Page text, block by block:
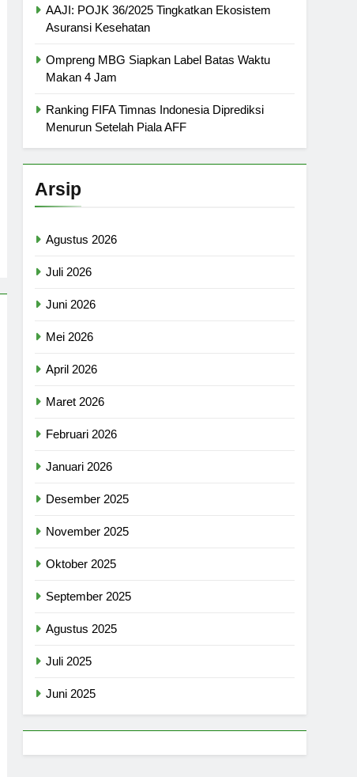
AAJI: POJK 36/2025 Tingkatkan Ekosistem
Asuransi Kesehatan
Ompreng MBG Siapkan Label Batas Waktu
Makan 4 Jam
Ranking FIFA Timnas Indonesia Diprediksi
Menurun Setelah Piala AFF
Arsip
Agustus 2026
Juli 2026
Juni 2026
Mei 2026
April 2026
Maret 2026
Februari 2026
Januari 2026
Desember 2025
November 2025
Oktober 2025
September 2025
Agustus 2025
Juli 2025
Juni 2025